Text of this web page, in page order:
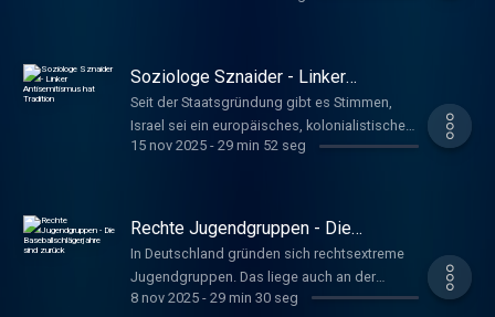
Soziologe Sznaider - Linker
Antisemitismus hat Tradition
Seit der Staatsgründung gibt es Stimmen,
Israel sei ein europäisches, kolonialistisches
Projekt. Immer wieder greifen Linke diese
Vorwurfs reichen lange zurück. Führer,
Susanne www.deutschlandfunkkultur.de,
Tacheles
15 nov 2025- 29 min 52 seg
Rechte Jugendgruppen - Die
Baseballschlägerjahre sind zurück
In Deutschland gründen sich rechtsextreme
Jugendgruppen. Das liege auch an der
Normalisierung solcher Positionen in der
8 nov 2025- 29 min 30 seg